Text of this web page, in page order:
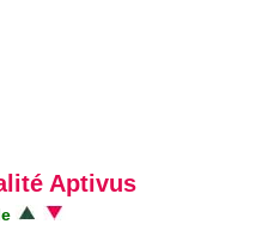
Aptivus